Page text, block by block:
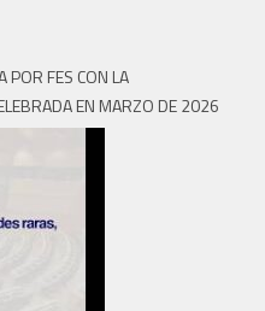
POR FES CON LA
EN MARZO DE 2026